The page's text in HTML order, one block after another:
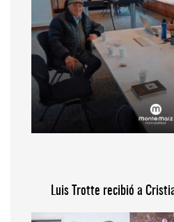
Luis Trotte recibió a